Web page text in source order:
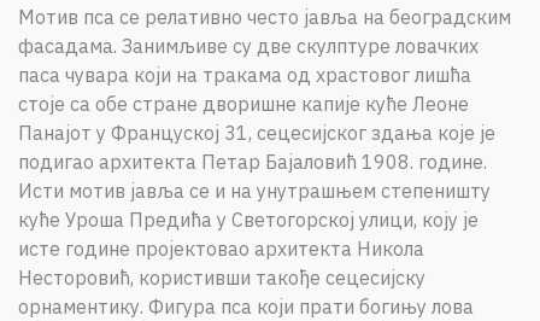
Мотив пса се релативно често јавља на београдским
фасадама. Занимљиве су две скулптуре ловачких
паса чувара који на тракама од храстовог лишћа
стоје са обе стране дворишне капије куће Леоне
Панајот у Француској 31, сецесијског здања које је
подигао архитекта Петар Бајаловић 1908. године.
Исти мотив јавља се и на унутрашњем степеништу
куће Уроша Предића у Светогорској улици, коју је
исте године пројектовао архитекта Никола
Несторовић, користивши такође сецесијску
орнаментику. Фигура пса који прати богињу лова